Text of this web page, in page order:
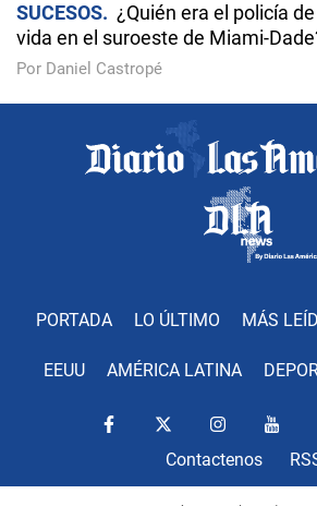
SUCESOS
¿Quién era el policía
vida en el suroeste de Miami-
Por Daniel Castropé
PORTADA LO ÚLTIMO MÁS
EEUU AMÉRICA LATINA
Contactenos